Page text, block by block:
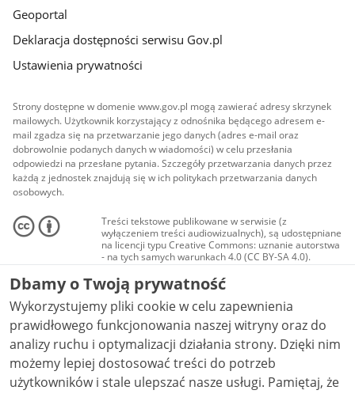
Geoportal
Deklaracja dostępności serwisu Gov.pl
Ustawienia prywatności
Strony dostępne w domenie www.gov.pl mogą zawierać adresy skrzynek
mailowych. Użytkownik korzystający z odnośnika będącego adresem e-
mail zgadza się na przetwarzanie jego danych (adres e-mail oraz
dobrowolnie podanych danych w wiadomości) w celu przesłania
odpowiedzi na przesłane pytania. Szczegóły przetwarzania danych przez
każdą z jednostek znajdują się w ich politykach przetwarzania danych
osobowych.
Treści tekstowe publikowane w serwisie (z
wyłączeniem treści audiowizualnych), są udostępniane
na licencji typu Creative Commons: uznanie autorstwa
- na tych samych warunkach 4.0 (CC BY-SA 4.0).
Materiały audiowizualne, w tym zdjęcia, materiały
audio i wideo, są udostępniane na licencji typu
Creative Commons: uznanie autorstwa użycie
niekomercyjne - bez utworów zależnych 4.0 (CC BY-
NC-ND 4.0), o ile nie jest to stwierdzone inaczej.
Dbamy o Twoją prywatność
Wykorzystujemy pliki cookie w celu zapewnienia
prawidłowego funkcjonowania naszej witryny oraz do
analizy ruchu i optymalizacji działania strony. Dzięki nim
możemy lepiej dostosować treści do potrzeb
użytkowników i stale ulepszać nasze usługi. Pamiętaj, że